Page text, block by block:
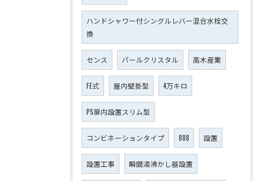
ハンドシャワー付シングルレバー混合水栓交
換
センス パールクリスタル 高木産業
FE式 屋内壁掛型 4万キロ
PS扉内設置スリム型
コンビネーションタイプ 888 設置
設置工事 瞬間湯沸かし器設置